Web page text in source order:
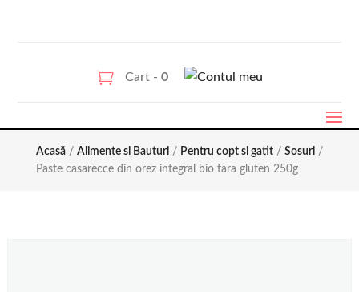
Cart - 0
Acasă/ Alimente si Bauturi/ Pentru copt si gatit/ Sosuri/
Paste casarecce din orez integral bio fara gluten 250g